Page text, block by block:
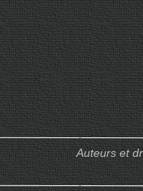
Auteurs et